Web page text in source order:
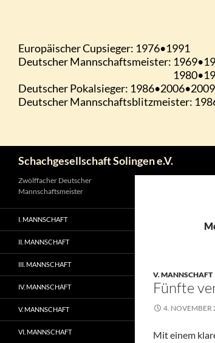
Schachgesellschaft Solingen e.V.
V. MANNSCHAFT
Fünfte
4. NOVEMBER
Mit einem
Zwölffacher Deutscher
Mannschaftsmeister
I. MANNSCHAFT
II. MANNSCHAFT
III. MANNSCHAFT
IV. MANNSCHAFT
V. MANNSCHAFT
VI. MANNSCHAFT